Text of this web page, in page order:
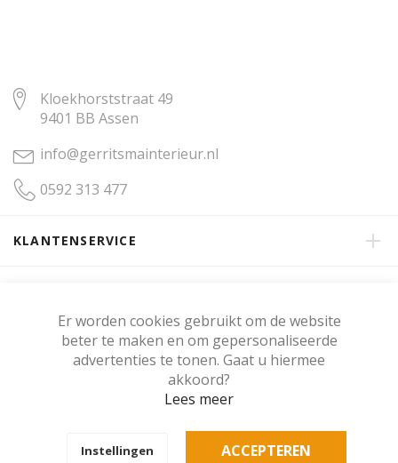
Er worden cookies gebruikt om de website
beter te maken en om gepersonaliseerde
advertenties te tonen. Gaat u hiermee
akkoord?
Lees meer
Instellingen ACCEPTEREN
Kloekhorststraat 49
9401 BB Assen
info@gerritsmainterieur.nl
0592 313 477
KLANTENSERVICE
KLANTENBEOORDELING
Copyright © Gerritsma Interieur.